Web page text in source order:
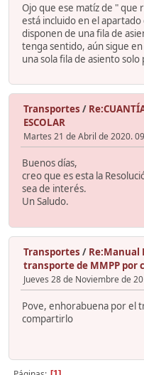
Ojo que ese matíz de " que
está incluido en el
disponen de una fila de
tenga sentido, aún sigue
una sola fila de asiento
Transportes /
ESCOLAR
Martes 21 de Abril de 2020.
Buenos días,
creo que es esta la
sea de interés.
Un Saludo.
Transportes / Re:Manual
transporte de MMPP por
Jueves 28 de Noviembre de
Pove, enhorabuena por el
compartirlo